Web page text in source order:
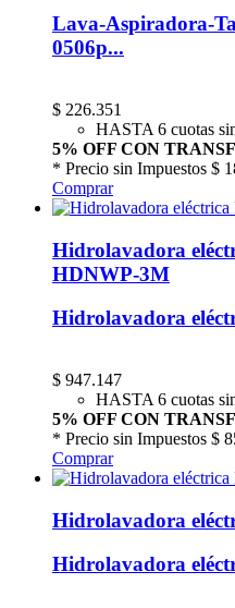
Lava-Aspiradora-
0506p...
$ 226.351
HASTA 6 cuotas
5% OFF CON
* Precio sin Impuestos $
Comprar
Hidrolavadora
HDNWP-3M
Hidrolavadora
$ 947.147
HASTA 6 cuotas
5% OFF CON
* Precio sin Impuestos $
Comprar
Hidrolavadora
Hidrolavadora